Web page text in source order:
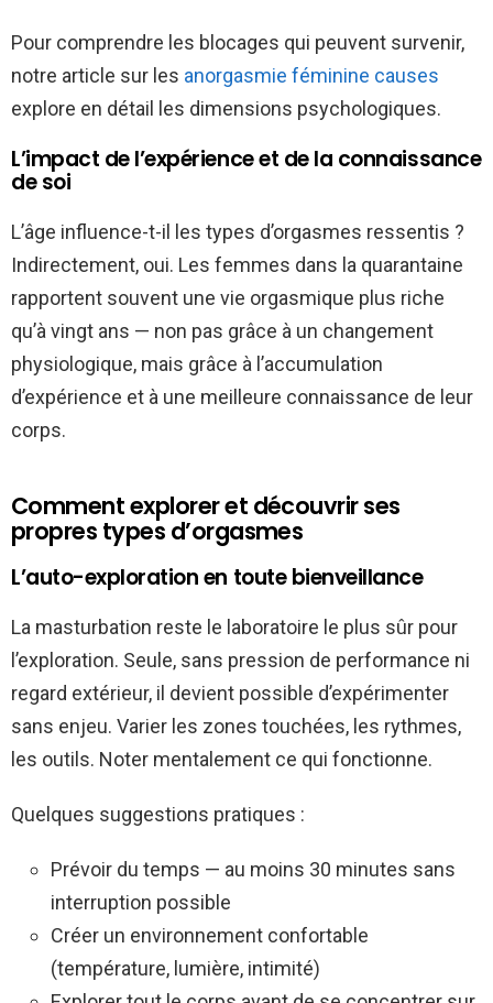
Pour comprendre les blocages qui peuvent survenir,
notre article sur les anorgasmie féminine causes
explore en détail les dimensions psychologiques.
L’impact de l’expérience et de la connaissance
de soi
L’âge influence-t-il les types d’orgasmes ressentis ?
Indirectement, oui. Les femmes dans la quarantaine
rapportent souvent une vie orgasmique plus riche
qu’à vingt ans — non pas grâce à un changement
physiologique, mais grâce à l’accumulation
d’expérience et à une meilleure connaissance de leur
corps.
Comment explorer et découvrir ses
propres types d’orgasmes
L’auto-exploration en toute bienveillance
La masturbation reste le laboratoire le plus sûr pour
l’exploration. Seule, sans pression de performance ni
regard extérieur, il devient possible d’expérimenter
sans enjeu. Varier les zones touchées, les rythmes,
les outils. Noter mentalement ce qui fonctionne.
Quelques suggestions pratiques :
Prévoir du temps — au moins 30 minutes sans
interruption possible
Créer un environnement confortable
(température, lumière, intimité)